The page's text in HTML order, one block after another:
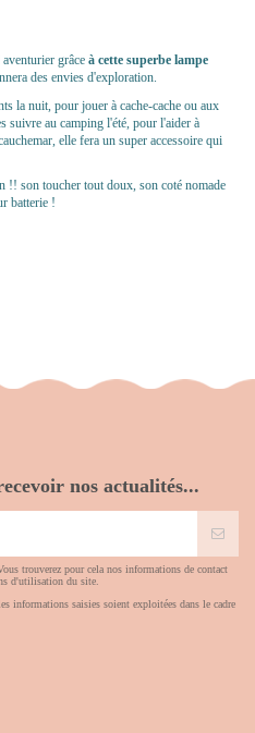
grâce à cette superbe lampe
des envies d'exploration.
la nuit, pour jouer à cache-cache ou aux
suivre au camping l'été, pour l'aider à
elle fera un super accessoire qui
!! son toucher tout doux, son coté nomade
batterie !
nos actualités...
trouverez pour cela nos informations de contact
d'utilisation du site.
informations saisies soient exploitées dans le cadre